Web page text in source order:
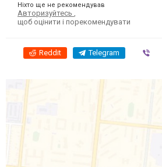
Ніхто ще не рекомендував
Авторизуйтесь
щоб оцінити і порекомендувати
Reddit Telegram